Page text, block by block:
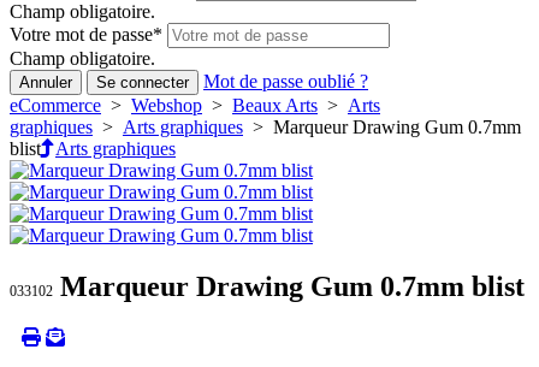
Champ obligatoire.
Votre mot de passe*
Champ obligatoire.
Annuler Se connecter
Mot de passe oublié ?
eCommerce > Webshop > Beaux Arts > Arts
graphiques > Arts graphiques > Marqueur Drawing Gum 0.7mm
blist
Arts graphiques
033102 Marqueur Drawing Gum 0.7mm blist